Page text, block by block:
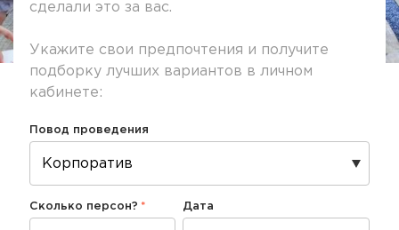
сделали это за вас.
Укажите свои предпочтения и получите
подборку лучших вариантов в личном
кабинете:
Повод проведения
Сколько персон? Дата